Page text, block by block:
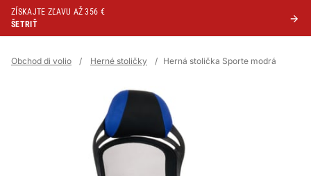
ZÍSKAJTE ZĽAVU AŽ 356 €
ŠETRIŤ
Obchod di volio / Herné stoličky / Herná stolička Sporte modrá